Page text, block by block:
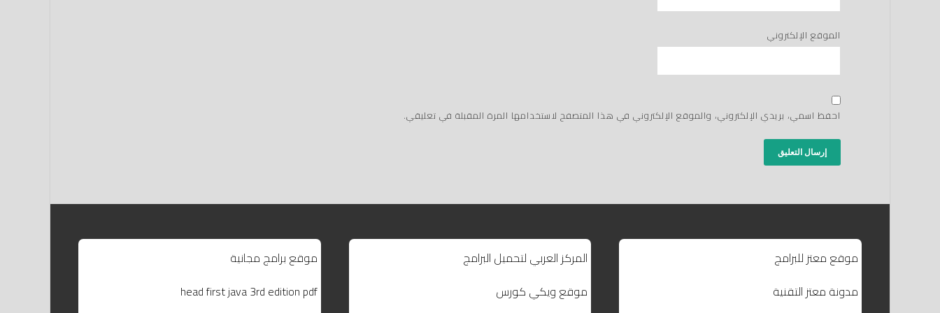
الموقع الإلكتروني
احفظ اسمي، بريدي الإلكتروني، والموقع الإلكتروني في هذا المتصفح لاستخدامها المرة المقبلة في تعليقي.
موقع معتز للبرامج
مدونة معتز التقنية
المركز العربي لتحميل البرامج
موقع ويكي كورس
موقع برامج مجانية
head first java 3rd edition pdf